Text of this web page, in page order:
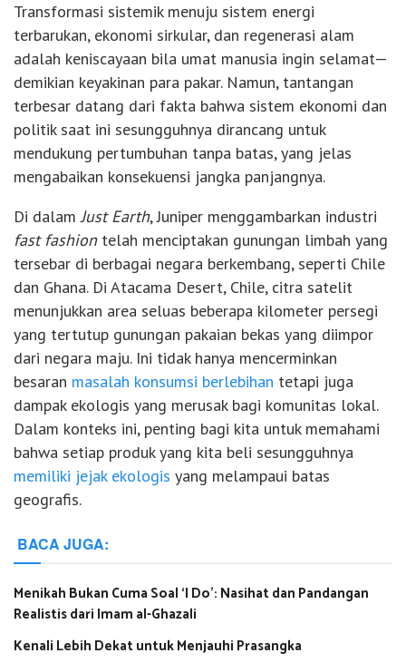
Transformasi sistemik menuju sistem energi
terbarukan, ekonomi sirkular, dan regenerasi alam
adalah keniscayaan bila umat manusia ingin selamat—
demikian keyakinan para pakar. Namun, tantangan
terbesar datang dari fakta bahwa sistem ekonomi dan
politik saat ini sesungguhnya dirancang untuk
mendukung pertumbuhan tanpa batas, yang jelas
mengabaikan konsekuensi jangka panjangnya.
Di dalamJust Earth, Juniper menggambarkan industri
fast fashiontelah menciptakan gunungan limbah yang
tersebar di berbagai negara berkembang, seperti Chile
dan Ghana. Di Atacama Desert, Chile, citra satelit
menunjukkan area seluas beberapa kilometer persegi
yang tertutup gunungan pakaian bekas yang diimpor
dari negara maju. Ini tidak hanya mencerminkan
besaran masalah konsumsi berlebihan tetapi juga
dampak ekologis yang merusak bagi komunitas lokal.
Dalam konteks ini, penting bagi kita untuk memahami
bahwa setiap produk yang kita beli sesungguhnya
memiliki jejak ekologis yang melampaui batas
geografis.
BACA JUGA:
Menikah Bukan Cuma Soal ‘I Do’: Nasihat dan Pandangan
Realistis dari Imam al-Ghazali
Kenali Lebih Dekat untuk Menjauhi Prasangka